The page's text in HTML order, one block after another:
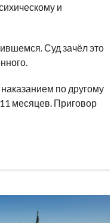
и
Суд зачёл это
по другому
месяцев. Приговор